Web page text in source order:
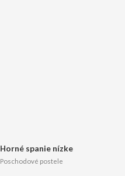
Horné spanie nízke
Poschodové postele